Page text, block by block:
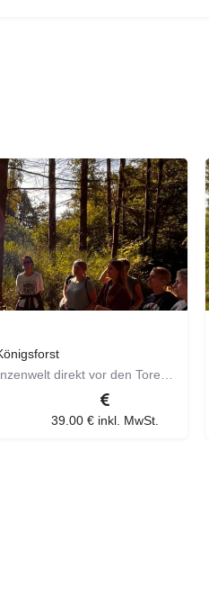
Entdecke die wilde Pflanzenwelt direkt vor den Toren Kölns! ​ Gemeinsam mit Tanja, einer erfahrenen…
39.00 € inkl. MwSt.